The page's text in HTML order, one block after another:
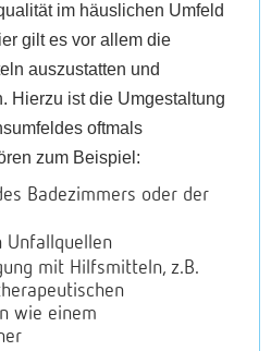
im häuslichen Umfeld
gilt es vor allem die
auszustatten und
Hierzu ist die Umgestaltung
oftmals
zum Beispiel:
Badezimmers oder der
Unfallquellen
mit Hilfsmitteln, z.B.
wie einem